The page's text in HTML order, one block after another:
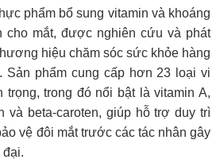
phẩm bổ sung vitamin và khoáng
cho mắt, được nghiên cứu và phát
hiệu chăm sóc sức khỏe hàng
Sản phẩm cung cấp hơn 23 loại vi
trong đó nổi bật là vitamin A,
và beta-caroten, giúp hỗ trợ duy trì
vệ đôi mắt trước các tác nhân gây